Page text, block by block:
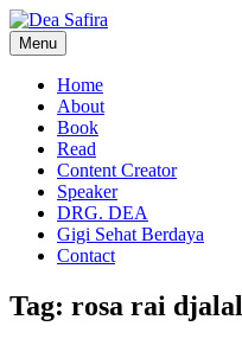
Skip
to
content
Menu
Home
About
Book
Read
Content Creator
Speaker
DRG. DEA
Gigi Sehat Berdaya
Contact
Tag: rosa rai djalal